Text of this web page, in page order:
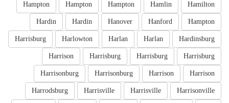
Hamilton
Hamlin
Hampton
Hampton
Hampton
Hampton
Hanford
Hanover
Hardin
Hardin
Hardinsburg
Harlan
Harlan
Harlowton
Harrisburg
Harrisburg
Harrisburg
Harrisburg
Harrison
Harrison
Harrison
Harrisonburg
Harrisonburg
Harrisonville
Harrisville
Harrisville
Harrodsburg